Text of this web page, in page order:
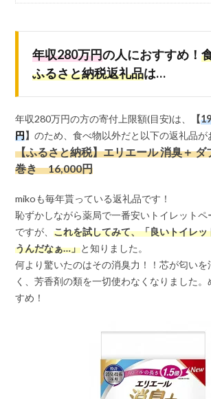
年収280万円の人におすすめ！
ふるさと納税返礼品は…
年収280万円の方の寄付上限額(目安)は、 【
円】のため、食べ物以外だと以下の返礼品が
【ふるさと納税】エリエール 消臭＋ ダ
巻き 16,000円
mikoも毎年貰っている返礼品です！
恥ずかしながら薬局で一番安いトイレットペ
ですが、これを試してみて、「良いトイレ
うんだなぁ…」と知りました。
何より驚いたのはその消臭力！！芯が匂いを
く、芳香剤の類を一切使わなくなりました
すめ！